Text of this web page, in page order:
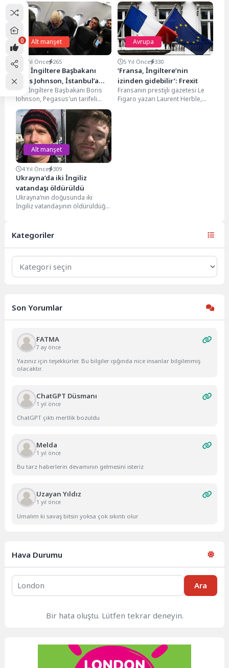
Alt manşet
4 Yıl Önce 265
Eski İngiltere Başbakanı
Boris Johnson, İstanbul’a
ekonomi sınıfında uçtu
Eski İngiltere Başbakanı Boris
Johnson, Pegasus'un tarifeli
seferiyle İstanbul'a geldi.
Johnson'ın İstanbul yolculuğuna
dair bir...
Avrupa
5 Yıl Önce 330
‘Fransa, İngiltere’nin
izinden gidebilir’: Frexit
Fransanın prestijli gazetesi Le
Figaro yazarı Laurent Herble,
Alt manşet
4 Yıl Önce 309
Ukrayna’da iki İngiliz
vatandaşı öldürüldü
Ukrayna’nın doğusunda iki
İngiliz vatandaşının öldürüldüğü
Kategoriler
Kategoriler
Son Yorumlar
FATMA
7 ay önce
Yazınız için teşekkürler. Bu bilgiler ışığında nice insanlar bilgilenmiş
olacaktır.
ChatGPT Düsmanı
1 yıl önce
ChatGPT çıktı mertlik bozuldu
Melda
1 yıl önce
Bu tarz haberlerin devamının gelmesini isteriz
Uzayan Yıldız
1 yıl önce
Umalım ki savaş bitsin yoksa çok sıkıntı olur
Hava Durumu
Ara
Bir hata oluştu. Lütfen tekrar deneyin.
0